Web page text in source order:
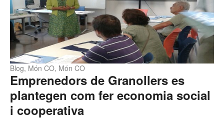
Emprenedors de Granollers es
plantegen com fer economia social
i cooperativa
Blog, Món CO, Món CO